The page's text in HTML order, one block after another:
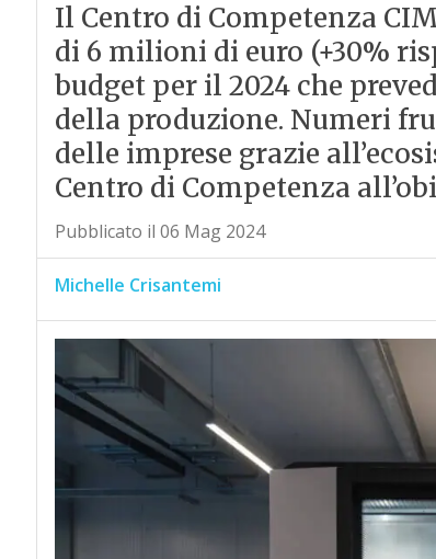
Il Centro di Competenza
di 6 milioni di euro (+30%
budget per il 2024 che
della produzione. Numeri
delle imprese grazie
Centro di Competenza
Pubblicato il 06 Mag 2024
Michelle Crisantemi